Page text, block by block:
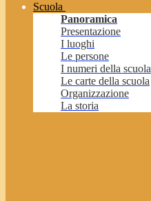
Scuola
Panoramica
Presentazione
I luoghi
Le persone
I numeri della scuola
Le carte della scuola
Organizzazione
La storia